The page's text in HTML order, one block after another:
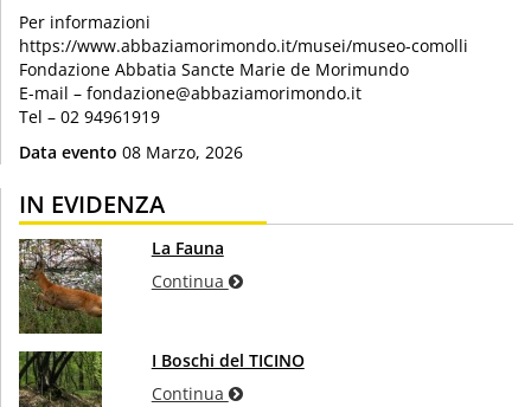
Per informazioni
https://www.abbaziamorimondo.it/musei/museo-comolli
Fondazione Abbatia Sancte Marie de Morimundo
E-mail – fondazione@abbaziamorimondo.it
Tel – 02 94961919
Data evento 08 Marzo, 2026
IN EVIDENZA
La Fauna
Continua
I Boschi del TICINO
Continua